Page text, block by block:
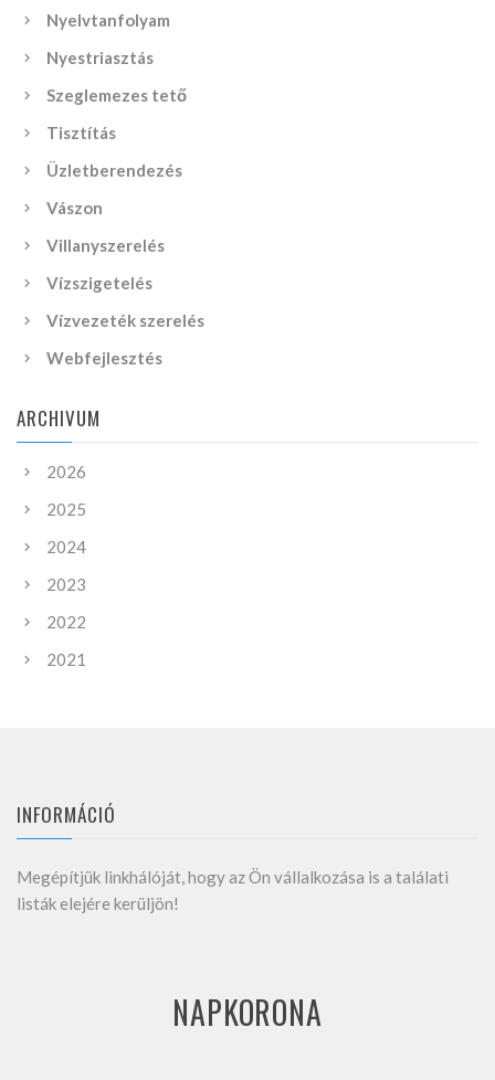
Nyelvtanfolyam
Nyestriasztás
Szeglemezes tető
Tisztítás
Üzletberendezés
Vászon
Villanyszerelés
Vízszigetelés
Vízvezeték szerelés
Webfejlesztés
ARCHIVUM
2026
2025
2024
2023
2022
2021
INFORMÁCIÓ
Megépítjük linkhálóját, hogy az Ön vállalkozása is a találati
listák elejére kerüljön!
NAPKORONA